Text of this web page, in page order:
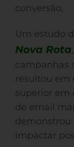
conversão.
Um estudo
Nova Rota
campanhas
resultou em
superior em
de email
demonstrou
impactar